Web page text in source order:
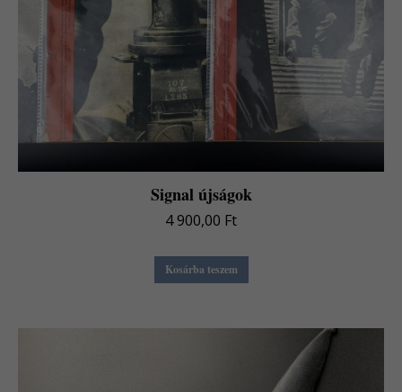
Signal újságok
4 900,00 Ft
Kosárba teszem